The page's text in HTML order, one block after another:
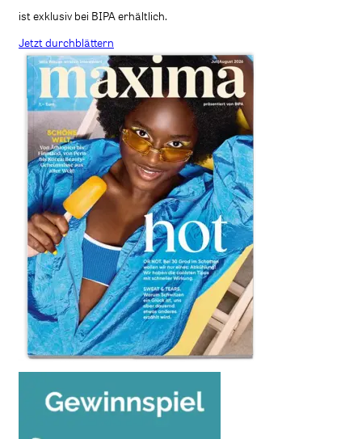
ist exklusiv bei BIPA erhältlich.
Jetzt durchblättern